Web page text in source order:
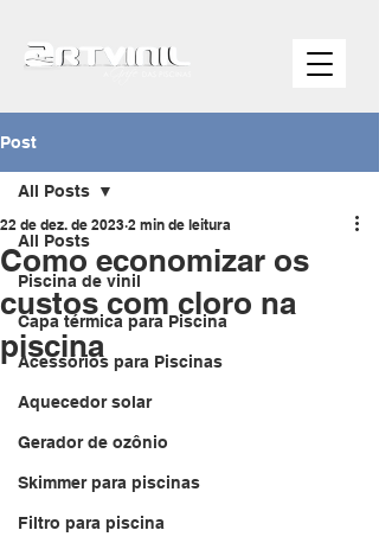
Post
All Posts
Piscina de vinil
Capa térmica para Piscina
Acessórios para Piscinas
Aquecedor solar
Gerador de ozônio
Skimmer para piscinas
Filtro para piscina
All Posts
Como economizar os
custos com cloro na
piscina
22 de dez. de 2023 2 min de leitura